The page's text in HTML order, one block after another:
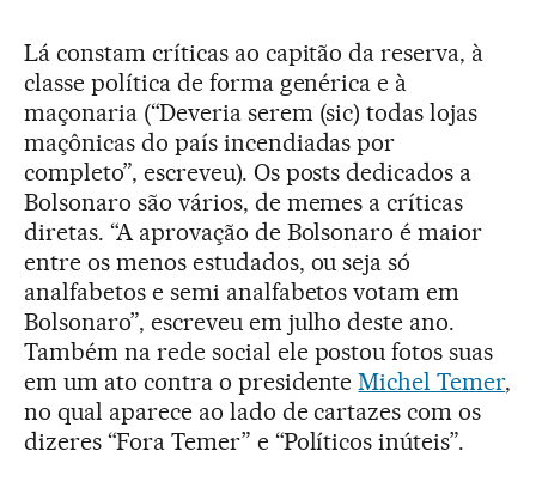
Lá constam críticas ao capitão da reserva, à
classe política de forma genérica e à
maçonaria (“Deveria serem (sic) todas lojas
maçônicas do país incendiadas por
completo”, escreveu). Os posts dedicados a
Bolsonaro são vários, de memes a críticas
diretas. “A aprovação de Bolsonaro é maior
entre os menos estudados, ou seja só
analfabetos e semi analfabetos votam em
Bolsonaro”, escreveu em julho deste ano.
Também na rede social ele postou fotos suas
em um ato contra o presidenteMichel Temer,
no qual aparece ao lado de cartazes com os
dizeres “Fora Temer” e “Políticos inúteis”.